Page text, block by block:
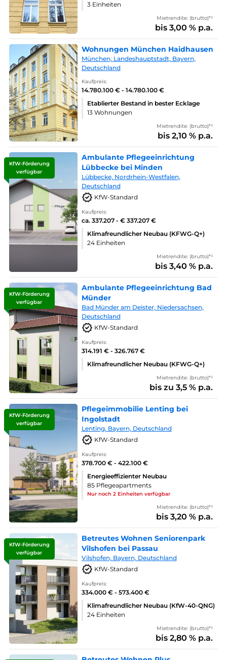
3 Einheiten
Mietrendite: (brutto)*¹
bis 3,00 % p.a.
Wohnungen München Haidhausen
München, Landeshauptstadt, Bayern,
Deutschland
Kaufpreis:
14.780.100 € - 14.780.100 €
Etablierter Bestand in bester Ecklage
13 Wohnungen
Mietrendite: (brutto)*¹
bis 2,10 % p.a.
KfW-Förderung
verfügbar
Ambulante Pflegeeinrichtung
Lübbecke bei Minden
Lübbecke, Nordrhein-Westfalen,
Deutschland
KfW-Standard
Kaufpreis:
ca. 337.207 - € 337.207 €
Klimafreundlicher Neubau (KFWG-Q+)
24 Einheiten
Mietrendite: (brutto)*¹
bis 3,40 % p.a.
KfW-Förderung
verfügbar
Ambulante Pflegeeinrichtung Bad
Münder
Bad Münder am Deister, Niedersachsen,
Deutschland
KfW-Standard
Kaufpreis:
314.191 € - 326.767 €
Klimafreundlicher Neubau (KFWG-Q+)
Mietrendite: (brutto)*¹
bis zu 3,5 % p.a.
KfW-Förderung
verfügbar
Pflegeimmobilie Lenting bei
Ingolstadt
Lenting, Bayern, Deutschland
KfW-Standard
Kaufpreis:
378.700 € - 422.100 €
Energieeffizienter Neubau
85 Pflegeapartments
Nur noch 2 Einheiten verfügbar
Mietrendite: (brutto)*¹
bis 3,20 % p.a.
KfW-Förderung
verfügbar
Betreutes Wohnen Seniorenpark
Vilshofen bei Passau
Vilshofen, Bayern, Deutschland
KfW-Standard
Kaufpreis:
334.000 € - 573.400 €
Klimafreundlicher Neubau (KfW-40-QNG)
24 Einheiten
Mietrendite: (brutto)*¹
bis 2,80 % p.a.